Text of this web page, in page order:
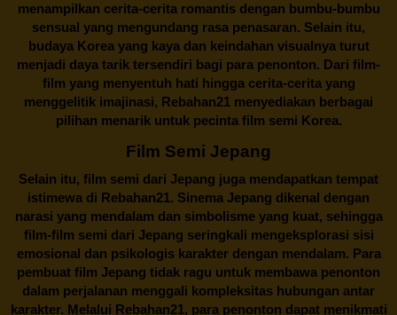
menampilkan cerita-cerita romantis dengan bumbu-bumbu
sensual yang mengundang rasa penasaran. Selain itu,
budaya Korea yang kaya dan keindahan visualnya turut
menjadi daya tarik tersendiri bagi para penonton. Dari film-
film yang menyentuh hati hingga cerita-cerita yang
menggelitik imajinasi, Rebahan21 menyediakan berbagai
pilihan menarik untuk pecinta film semi Korea.
Film Semi Jepang
Selain itu, film semi dari Jepang juga mendapatkan tempat
istimewa di Rebahan21. Sinema Jepang dikenal dengan
narasi yang mendalam dan simbolisme yang kuat, sehingga
film-film semi dari Jepang seringkali mengeksplorasi sisi
emosional dan psikologis karakter dengan mendalam. Para
pembuat film Jepang tidak ragu untuk membawa penonton
dalam perjalanan menggali kompleksitas hubungan antar
karakter. Melalui Rebahan21, para penonton dapat menikmati